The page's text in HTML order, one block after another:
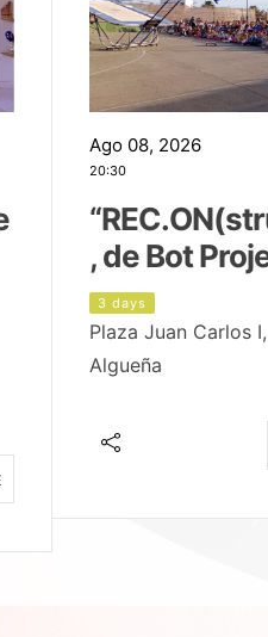
Ago 08, 2026
20:30
, de Bot
3 days
Plaza Juan Carlos I,
Algueña